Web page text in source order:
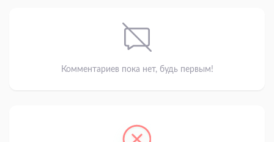
Комментариев пока нет, будь первым!